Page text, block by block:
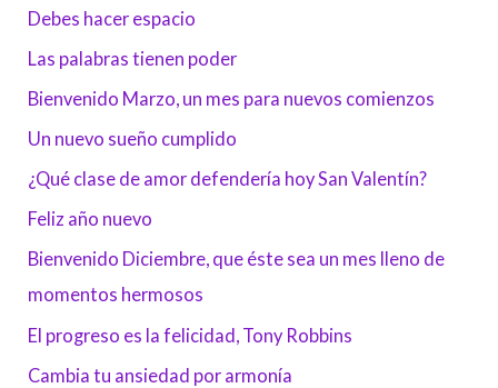
Debes hacer espacio
Las palabras tienen poder
Bienvenido Marzo, un mes para nuevos comienzos
Un nuevo sueño cumplido
¿Qué clase de amor defendería hoy San Valentín?
Feliz año nuevo
Bienvenido Diciembre, que éste sea un mes lleno de
momentos hermosos
El progreso es la felicidad, Tony Robbins
Cambia tu ansiedad por armonía